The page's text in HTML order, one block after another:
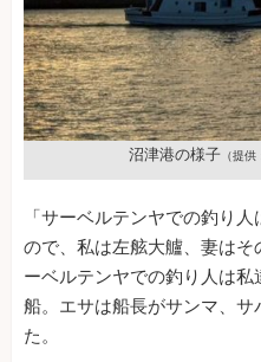
沼津港の様子 （提
「サーベルテンヤでの釣り
ので、私は左舷大艫、妻は
ーベルテンヤでの釣り人は
船。エサは船長がサンマ、
た。